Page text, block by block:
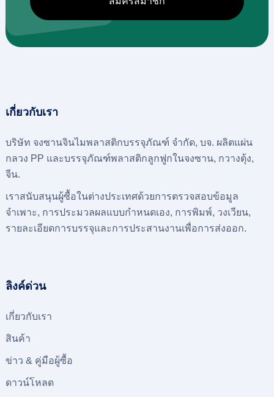
เกี่ยวกับเรา
บริษัท จงซานจินไมพลาสติกบรรจุภัณฑ์ จำกัด, บจ. ผลิตแผ่น
กลวง PP และบรรจุภัณฑ์พลาสติกลูกฟูกในจงซาน, กวางตุ้ง,
จีน.
เราสนับสนุนผู้ซื้อในต่างประเทศด้วยการตรวจสอบข้อมูล
จำเพาะ, การประมวลผลแบบกำหนดเอง, การพิมพ์, วงเวียน,
รายละเอียดการบรรจุและการประสานงานเพื่อการส่งออก.
ลิงค์ด่วน
เกี่ยวกับเรา
สินค้า
ข่าว & คู่มือผู้ซื้อ
ดาวน์โหลด